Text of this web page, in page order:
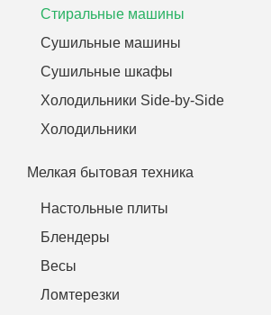
Стиральные машины
Сушильные машины
Сушильные шкафы
Холодильники Side-by-Side
Холодильники
Мелкая бытовая техника
Настольные плиты
Блендеры
Весы
Ломтерезки